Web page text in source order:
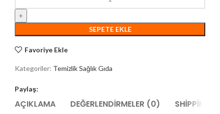
SEPETE EKLE
Favoriye Ekle
Kategoriler: Temizlik Sağlık Gıda
Paylaş:
AÇIKLAMA DEĞERLENDIRMELER (0) SHIPPING